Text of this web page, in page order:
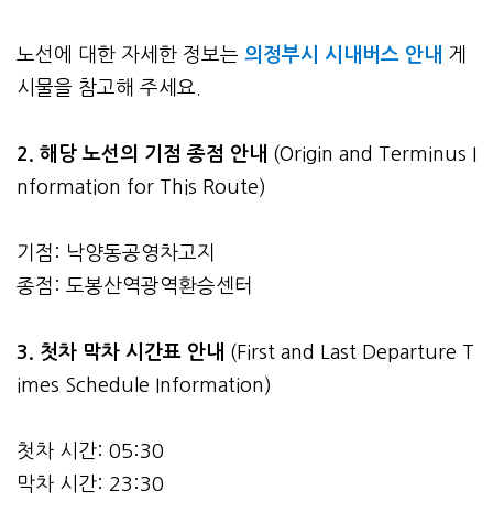
노선에 대한 자세한 정보는 의정부시 시내버스 안내 게
시물을 참고해 주세요.
2. 해당 노선의 기점 종점 안내 (Origin and Terminus I
nformation for This Route)
기점: 낙양동공영차고지
종점: 도봉산역광역환승센터
3. 첫차 막차 시간표 안내 (First and Last Departure T
imes Schedule Information)
첫차 시간: 05:30
막차 시간: 23:30